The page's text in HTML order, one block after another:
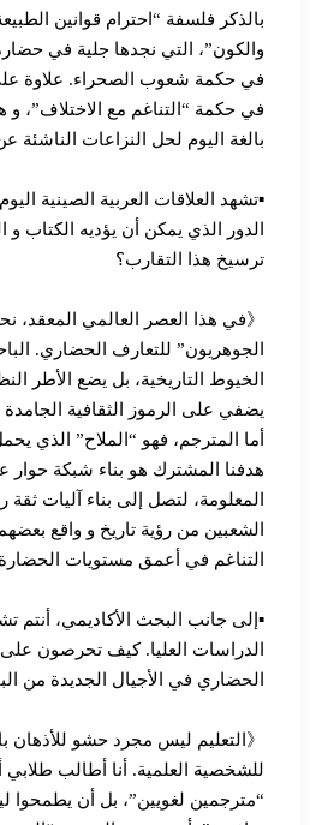
بالذكر فلسفة “احترام قوانين
والكون”، التي نجدها جلية في
في حكمة شعوب الصحراء. علاوة
في حكمة “التناغم مع الاختلاف”، و
بالغة اليوم لحل النزاعات الناشئة
▪︎تشهد العلاقات العربية الصينية
الدور الذي يمكن أن يؤديه الكتاب و
ترسيخ هذا التقارب؟
《في هذا العصر العالمي المعقد،
الجوهريون” للتعارف الحضاري.
الخيوط التاريخية، بل يضع الأطر
يضفي على الرموز الثقافية
أما المترجم، فهو “الملاح” الذي
هدفنا المشترك هو بناء شبكة حوار
المعلومة، لتصل إلى بناء آليات
الشعبين من رؤية تاريخ و واقع
التناغم في أعمق مستويات
▪︎إلى جانب البحث الأكاديمي، أنتم
الدراسات العليا. كيف تحرصون
الحضاري في الأجيال الجديدة من
《التعليم ليس مجرد حشو للأذهان
للشخصية العلمية. أنا أطالب طلابي
“مترجمين لغويين”، بل أن يطمحوا